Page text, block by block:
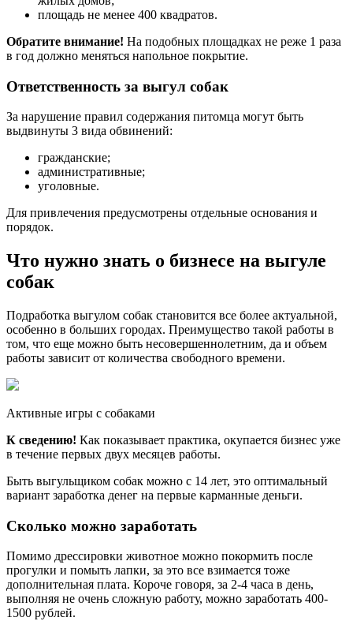
площадь не менее 400 квадратов.
Обратите внимание! На подобных площадках не реже 1 раза
в год должно меняться напольное покрытие.
Ответственность за выгул собак
За нарушение правил содержания питомца могут быть
выдвинуты 3 вида обвинений:
гражданские;
административные;
уголовные.
Для привлечения предусмотрены отдельные основания и
порядок.
Что нужно знать о бизнесе на выгуле
собак
Подработка выгулом собак становится все более актуальной,
особенно в больших городах. Преимущество такой работы в
том, что еще можно быть несовершеннолетним, да и объем
работы зависит от количества свободного времени.
Активные игры с собаками
К сведению! Как показывает практика, окупается бизнес уже
в течение первых двух месяцев работы.
Быть выгульщиком собак можно с 14 лет, это оптимальный
вариант заработка денег на первые карманные деньги.
Сколько можно заработать
Помимо дрессировки животное можно покормить после
прогулки и помыть лапки, за это все взимается тоже
дополнительная плата. Короче говоря, за 2-4 часа в день,
выполняя не очень сложную работу, можно заработать 400-
1500 рублей.